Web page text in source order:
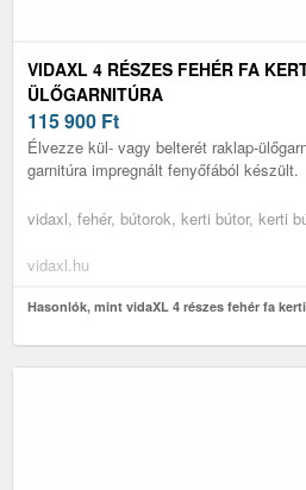
VIDAXL 4 RÉSZES FEHÉR FA
ÜLŐGARNITÚRA
115 900 Ft
Élvezze kül- vagy belterét raklap-
garnitúra impregnált fenyőfából készült.
vidaxl, fehér, bútorok, kerti bútor, kerti
vidaxl.hu
Hasonlók, mint vidaXL 4 részes fehér fa